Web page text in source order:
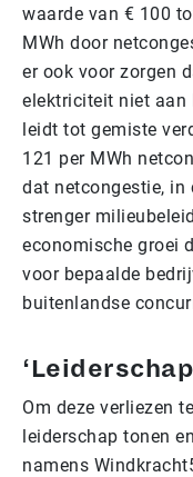
waarde van € 100
MWh door
er ook voor zorgen
elektriciteit niet aan
leidt tot gemiste
121 per MWh
dat netcongestie, in
strenger
economische groei
voor bepaalde
buitenlandse
Om deze verliezen
leiderschap tonen
namens